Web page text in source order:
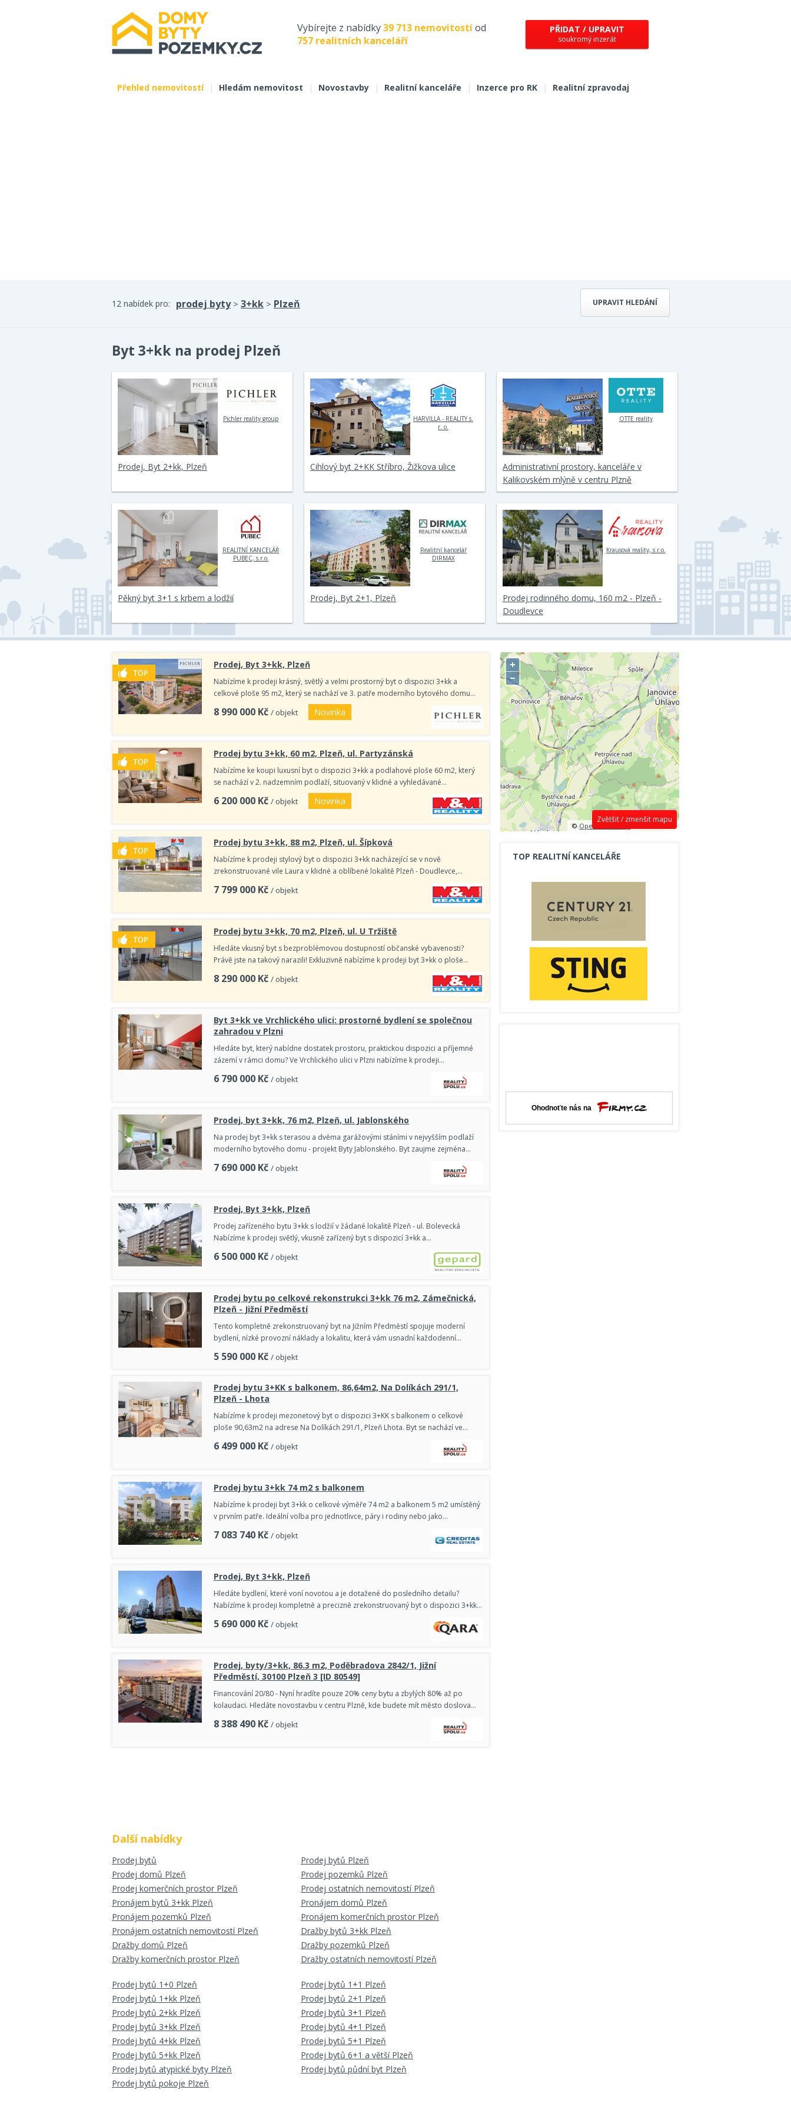
Vybírejte z nabídky39 713 nemovitostíod
757 realitních kanceláří
PŘIDAT / UPRAVIT
soukromý inzerát
Přehled nemovitostí | Hledám nemovitost | Novostavby | Realitní kanceláře | Inzerce pro RK | Realitní zpravodaj
UPRAVIT HLEDÁNÍ
12 nabídek pro: prodej byty> 3+kk > Plzeň
Byt 3+kk na prodej Plzeň
Pichler reality group
Prodej, Byt 2+kk, Plzeň
HARVILLA - REALITY s.
r. o.
Cihlový byt 2+KK Stříbro, Žižkova ulice
OTTE reality
Administrativní prostory, kanceláře v
Kalikovském mlýně v centru Plzně
REALITNÍ KANCELÁŘ
PUBEC, s.r.o.
Pěkný byt 3+1 s krbem a lodžií
Realitní kancelář
DIRMAX
Prodej, Byt 2+1, Plzeň
Krausová reality, s.r.o.
Prodej rodinného domu, 160 m2 - Plzeň -
Doudlevce
Prodej, Byt 3+kk, Plzeň
Nabízíme k prodeji krásný, světlý a velmi prostorný byt o dispozici 3+kk a
celkové ploše 95 m2, který se nachází ve 3. patře moderního bytového domu…
8 990 000 Kč / objekt Novinka
Prodej bytu 3+kk, 60 m2, Plzeň, ul. Partyzánská
Nabízíme ke koupi luxusní byt o dispozici 3+kk a podlahové ploše 60 m2, který
se nachází v 2. nadzemním podlaží, situovaný v klidné a vyhledávané…
6 200 000 Kč / objekt Novinka
Prodej bytu 3+kk, 88 m2, Plzeň, ul. Šípková
Nabízíme k prodeji stylový byt o dispozici 3+kk nacházející se v nově
zrekonstruované vile Laura v klidné a oblíbené lokalitě Plzeň - Doudlevce,…
7 799 000 Kč / objekt
Prodej bytu 3+kk, 70 m2, Plzeň, ul. U Tržiště
Hledáte vkusný byt s bezproblémovou dostupností občanské vybavenosti?
Právě jste na takový narazili! Exkluzivně nabízíme k prodeji byt 3+kk o ploše…
8 290 000 Kč / objekt
Byt 3+kk ve Vrchlického ulici: prostorné bydlení se společnou
zahradou v Plzni
Hledáte byt, který nabídne dostatek prostoru, praktickou dispozici a příjemné
zázemí v rámci domu? Ve Vrchlického ulici v Plzni nabízíme k prodeji…
6 790 000 Kč / objekt
Prodej, byt 3+kk, 76 m2, Plzeň, ul. Jablonského
Na prodej byt 3+kk s terasou a dvěma garážovými stáními v nejvyšším podlaží
moderního bytového domu - projekt Byty Jablonského. Byt zaujme zejména…
7 690 000 Kč / objekt
Prodej, Byt 3+kk, Plzeň
Prodej zařízeného bytu 3+kk s lodžií v žádané lokalitě Plzeň - ul. Bolevecká
Nabízíme k prodeji světlý, vkusně zařízený byt s dispozicí 3+kk a…
6 500 000 Kč / objekt
Prodej bytu po celkové rekonstrukci 3+kk 76 m2, Zámečnická,
Plzeň - Jižní Předměstí
Tento kompletně zrekonstruovaný byt na Jižním Předměstí spojuje moderní
bydlení, nízké provozní náklady a lokalitu, která vám usnadní každodenní…
5 590 000 Kč / objekt
Prodej bytu 3+KK s balkonem, 86,64m2, Na Dolíkách 291/1,
Plzeň - Lhota
Nabízíme k prodeji mezonetový byt o dispozici 3+KK s balkonem o celkové
ploše 90,63m2 na adrese Na Dolíkách 291/1, Plzeň Lhota. Byt se nachází ve…
6 499 000 Kč / objekt
Prodej bytu 3+kk 74 m2 s balkonem
Nabízíme k prodeji byt 3+kk o celkové výměře 74 m2 a balkonem 5 m2 umístěný
v prvním patře. Ideální volba pro jednotlivce, páry i rodiny nebo jako…
7 083 740 Kč / objekt
Prodej, Byt 3+kk, Plzeň
Hledáte bydlení, které voní novotou a je dotažené do posledního detailu?
Nabízíme k prodeji kompletně a precizně zrekonstruovaný byt o dispozici 3+kk…
5 690 000 Kč / objekt
Prodej, byty/3+kk, 86.3 m2, Poděbradova 2842/1, Jižní
Předměstí, 30100 Plzeň 3 [ID 80549]
Financování 20/80 - Nyní hradíte pouze 20% ceny bytu a zbylých 80% až po
kolaudaci. Hledáte novostavbu v centru Plzně, kde budete mít město doslova…
8 388 490 Kč / objekt
Další nabídky
Prodej bytů
Prodej bytů Plzeň
Prodej domů Plzeň
Prodej pozemků Plzeň
Prodej komerčních prostor Plzeň
Prodej ostatních nemovitostí Plzeň
Pronájem bytů 3+kk Plzeň
Pronájem domů Plzeň
Pronájem pozemků Plzeň
Pronájem komerčních prostor Plzeň
Pronájem ostatních nemovitostí Plzeň
Dražby bytů 3+kk Plzeň
Dražby domů Plzeň
Dražby pozemků Plzeň
Dražby komerčních prostor Plzeň
Dražby ostatních nemovitostí Plzeň
Prodej bytů 1+0 Plzeň
Prodej bytů 1+1 Plzeň
Prodej bytů 1+kk Plzeň
Prodej bytů 2+1 Plzeň
Prodej bytů 2+kk Plzeň
Prodej bytů 3+1 Plzeň
Prodej bytů 3+kk Plzeň
Prodej bytů 4+1 Plzeň
Prodej bytů 4+kk Plzeň
Prodej bytů 5+1 Plzeň
Prodej bytů 5+kk Plzeň
Prodej bytů 6+1 a větší Plzeň
Prodej bytů atypické byty Plzeň
Prodej bytů půdní byt Plzeň
Prodej bytů pokoje Plzeň
Zvětšit / zmenšit mapu
+
−
©OpenStreetMap contributors.
TOP REALITNÍ KANCELÁŘE